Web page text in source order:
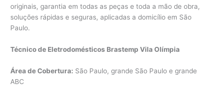
originais, garantia em todas as peças e toda a mão de obra,
soluções rápidas e seguras, aplicadas a domicílio em São
Paulo.
Técnico de Eletrodomésticos Brastemp Vila Olímpia
Área de Cobertura: São Paulo, grande São Paulo e grande
ABC